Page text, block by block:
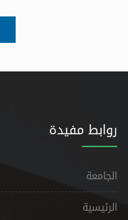
روابط مفيدة
الجامعة
الرئيسية